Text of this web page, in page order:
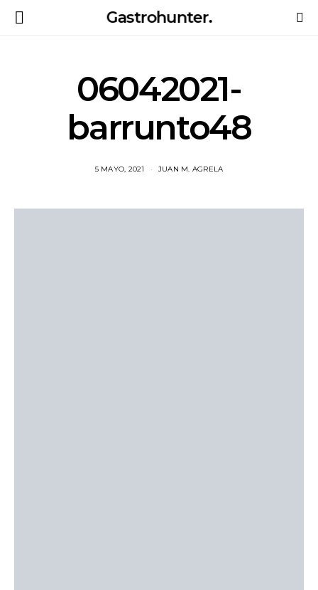
Gastrohunter.
06042021-
barrunto48
5 MAYO, 2021 JUAN M. AGRELA